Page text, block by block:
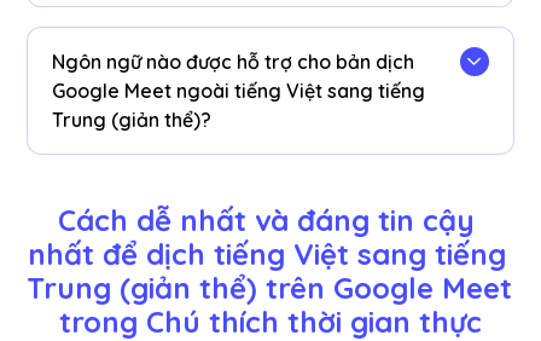
Google Meet JotMe
bảng điều khiển
. Bạn cũng
có thể xem và sao chép bảng điểm và bảng
điểm đã dịch để dán vào công cụ tài liệu yêu
thích của bạn trên bảng điều khiển của chúng tôi
Ngôn ngữ nào được hỗ trợ cho bản dịch
Google Meet ngoài tiếng Việt sang tiếng
Trung (giản thể)?
Hàn Quốc, Tây Ban Nha, Bồ Đào Nha, Pháp, Đức,
Thụy Điển, Phần Lan, Ả Rập, Hindi, Urdu, Thổ Nhĩ
Kỳ, Na Uy, Ý, Miến Điện, Nga, Philippines, Swahili,
Hungary vàhơn.
Cách dễ nhất và đáng tin cậy
nhất để dịch tiếng Việt sang tiếng
Trung (giản thể) trên Google Meet
trong Chú thích thời gian thực